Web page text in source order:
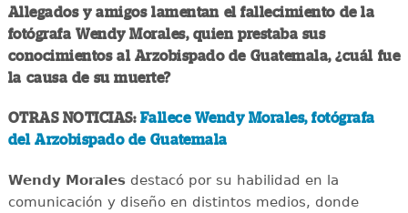
Allegados y amigos lamentan el fallecimiento de la
fotógrafa Wendy Morales, quien prestaba sus
conocimientos al Arzobispado de Guatemala, ¿cuál fue
la causa de su muerte?
OTRAS NOTICIAS: Fallece Wendy Morales, fotógrafa
del Arzobispado de Guatemala
Wendy Moralesdestacó por su habilidad en la
comunicación y diseño en distintos medios, donde